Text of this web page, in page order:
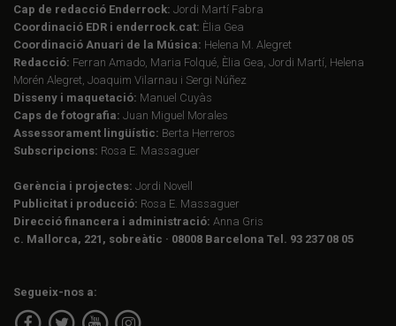
Cap de redacció Enderrock: Jordi Martí Fabra
Coordinació EDR i enderrock.cat: Èlia Gea
Coordinació Anuari de la Música: Helena M. Alegret
Redacció: Ferran Amado, Maria Folqué, Èlia Gea, Jordi Martí, Helena
Morén Alegret, Joaquim Vilarnau i Sergi Núñez
Disseny i maquetació: Manuel Cuyàs
Caps de fotografia: Juan Miguel Morales
Assessorament lingüístic: Berta Herreros
Subscripcions: Rosa E. Massaguer
Gerència i projectes: Jordi Novell
Publicitat i producció: Rosa E. Massaguer
Direcció financera i administració: Anna Gris
c. Mallorca, 221, sobreàtic · 08008 Barcelona Tel. 93 237 08 05
Segueix-nos a: